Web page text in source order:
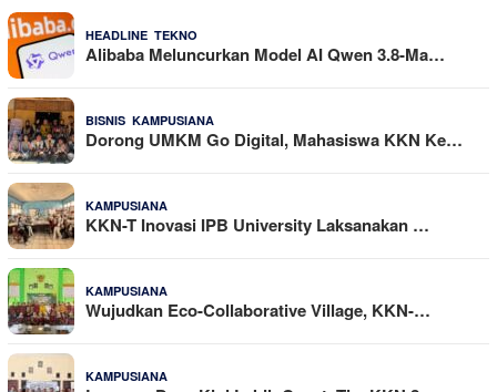
HEADLINE TEKNO
Alibaba Meluncurkan Model AI Qwen 3.8-Ma…
BISNIS KAMPUSIANA
Dorong UMKM Go Digital, Mahasiswa KKN Ke…
KAMPUSIANA
KKN-T Inovasi IPB University Laksanakan …
KAMPUSIANA
Wujudkan Eco-Collaborative Village, KKN-…
KAMPUSIANA